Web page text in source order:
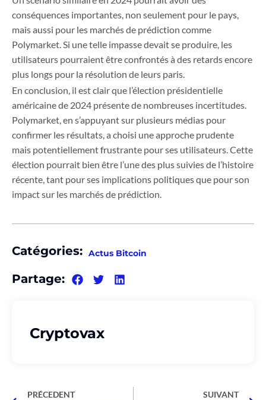
conséquences importantes, non seulement pour le pays,
mais aussi pour les marchés de prédiction comme
Polymarket. Si une telle impasse devait se produire, les
utilisateurs pourraient être confrontés à des retards encore
plus longs pour la résolution de leurs paris.
En conclusion, il est clair que l’élection présidentielle
américaine de 2024 présente de nombreuses incertitudes.
Polymarket, en s’appuyant sur plusieurs médias pour
confirmer les résultats, a choisi une approche prudente
mais potentiellement frustrante pour ses utilisateurs. Cette
élection pourrait bien être l’une des plus suivies de l’histoire
récente, tant pour ses implications politiques que pour son
impact sur les marchés de prédiction.
Catégories: Actus Bitcoin
Partage:
Cryptovax
PRÉCEDENT SUIVANT